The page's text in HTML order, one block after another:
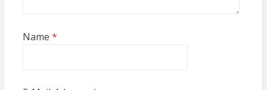
Name *